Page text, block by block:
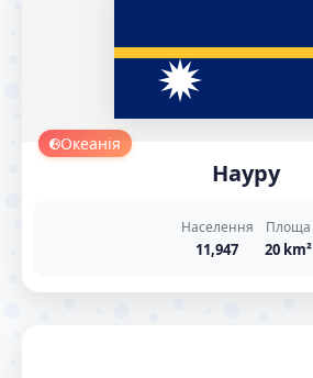
Океанія
Науру
Населення
11,947
Площа
20 km²